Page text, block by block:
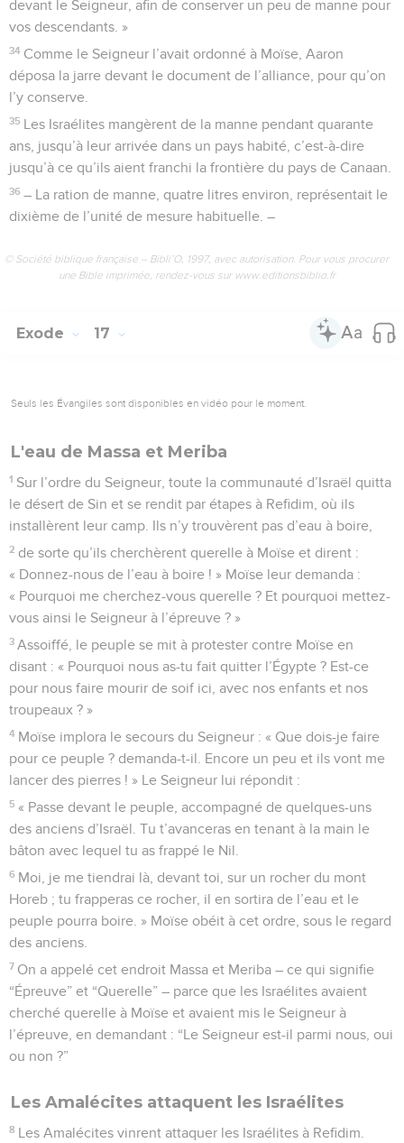
devant le Seigneur, afin de conserver un peu de manne pour
vos descendants. »
34 Comme le Seigneur l’avait ordonné à Moïse, Aaron
déposa la jarre devant le document de l’alliance, pour qu’on
l’y conserve.
35 Les Israélites mangèrent de la manne pendant quarante
ans, jusqu’à leur arrivée dans un pays habité, c’est-à-dire
jusqu’à ce qu’ils aient franchi la frontière du pays de Canaan.
36 – La ration de manne, quatre litres environ, représentait le
dixième de l’unité de mesure habituelle. –
© Société biblique française – Bibli’O, 1997, avec autorisation. Pour vous procurer
une Bible imprimée, rendez-vous sur www.editionsbiblio.fr
Exode 17
Seuls les Évangiles sont disponibles en vidéo pour le moment.
L'eau de Massa et Meriba
1 Sur l’ordre du Seigneur, toute la communauté d’Israël quitta
le désert de Sin et se rendit par étapes à Refidim, où ils
installèrent leur camp. Ils n’y trouvèrent pas d’eau à boire,
2 de sorte qu’ils cherchèrent querelle à Moïse et dirent :
« Donnez-nous de l’eau à boire ! » Moïse leur demanda :
« Pourquoi me cherchez-vous querelle ? Et pourquoi mettez-
vous ainsi le Seigneur à l’épreuve ? »
3 Assoiffé, le peuple se mit à protester contre Moïse en
disant : « Pourquoi nous as-tu fait quitter l’Égypte ? Est-ce
pour nous faire mourir de soif ici, avec nos enfants et nos
troupeaux ? »
4 Moïse implora le secours du Seigneur : « Que dois-je faire
pour ce peuple ? demanda-t-il. Encore un peu et ils vont me
lancer des pierres ! » Le Seigneur lui répondit :
5 « Passe devant le peuple, accompagné de quelques-uns
des anciens d’Israël. Tu t’avanceras en tenant à la main le
bâton avec lequel tu as frappé le Nil.
6 Moi, je me tiendrai là, devant toi, sur un rocher du mont
Horeb ; tu frapperas ce rocher, il en sortira de l’eau et le
peuple pourra boire. » Moïse obéit à cet ordre, sous le regard
des anciens.
7 On a appelé cet endroit Massa et Meriba – ce qui signifie
“Épreuve” et “Querelle” – parce que les Israélites avaient
cherché querelle à Moïse et avaient mis le Seigneur à
l’épreuve, en demandant : “Le Seigneur est-il parmi nous, oui
ou non ?”
Les Amalécites attaquent les Israélites
8 Les Amalécites vinrent attaquer les Israélites à Refidim.